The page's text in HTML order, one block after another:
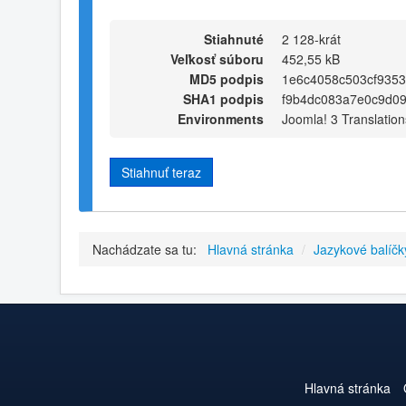
Stiahnuté
2 128-krát
Veľkosť súboru
452,55 kB
MD5 podpis
SHA1 podpis
Environments
Joomla! 3
Stiahnuť teraz
Nachádzate sa tu: Hlavná stránka / Jazykové
Hlavná stránka